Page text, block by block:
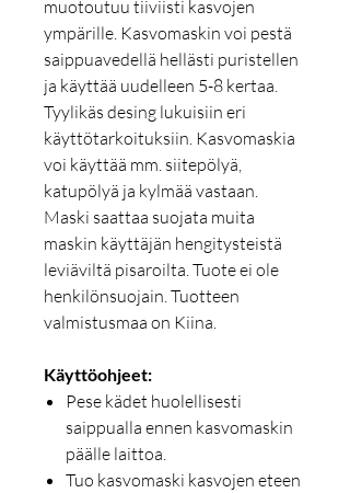
muotoutuu tiiviisti kasvojen
ympärille. Kasvomaskin voi pestä
saippuavedellä hellästi puristellen
ja käyttää uudelleen 5-8 kertaa.
Tyylikäs desing lukuisiin eri
käyttötarkoituksiin. Kasvomaskia
voi käyttää mm. siitepölyä,
katupölyä ja kylmää vastaan.
Maski saattaa suojata muita
maskin käyttäjän hengitysteistä
leviäviltä pisaroilta. Tuote ei ole
henkilönsuojain. Tuotteen
valmistusmaa on Kiina.
Käyttöohjeet:
Pese kädet huolellisesti
saippualla ennen kasvomaskin
päälle laittoa.
Tuo kasvomaski kasvojen eteen